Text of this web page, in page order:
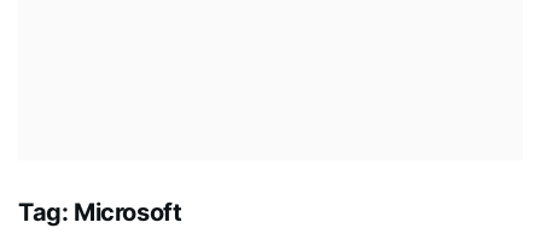
Tag: Microsoft